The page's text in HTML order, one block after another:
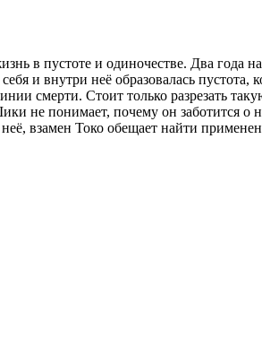
пустоте и одиночестве. Два года
и внутри неё образовалась
смерти. Стоит только разрезать
не понимает, почему он заботится о
взамен Токо обещает найти